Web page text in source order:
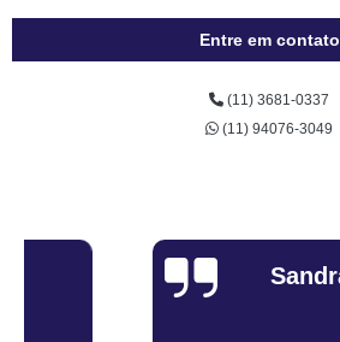
Entre em contato
(11) 3681-0337
(11) 94076-3049
Sandra Fiuza